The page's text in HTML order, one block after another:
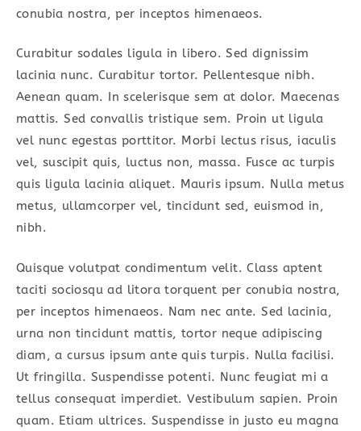
conubia nostra, per inceptos himenaeos.
Curabitur sodales ligula in libero. Sed dignissim
lacinia nunc. Curabitur tortor. Pellentesque nibh.
Aenean quam. In scelerisque sem at dolor. Maecenas
mattis. Sed convallis tristique sem. Proin ut ligula
vel nunc egestas porttitor. Morbi lectus risus, iaculis
vel, suscipit quis, luctus non, massa. Fusce ac turpis
quis ligula lacinia aliquet. Mauris ipsum. Nulla metus
metus, ullamcorper vel, tincidunt sed, euismod in,
nibh.
Quisque volutpat condimentum velit. Class aptent
taciti sociosqu ad litora torquent per conubia nostra,
per inceptos himenaeos. Nam nec ante. Sed lacinia,
urna non tincidunt mattis, tortor neque adipiscing
diam, a cursus ipsum ante quis turpis. Nulla facilisi.
Ut fringilla. Suspendisse potenti. Nunc feugiat mi a
tellus consequat imperdiet. Vestibulum sapien. Proin
quam. Etiam ultrices. Suspendisse in justo eu magna